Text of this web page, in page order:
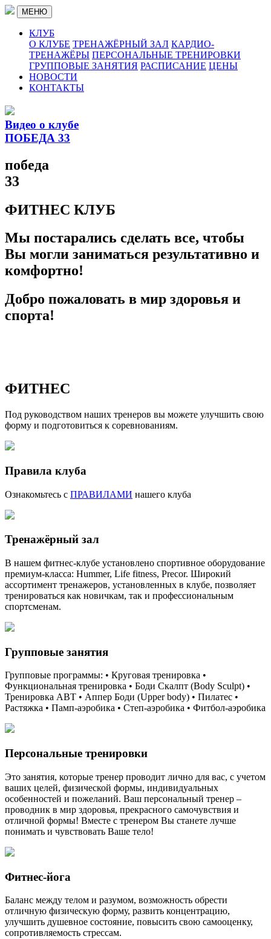
МЕНЮ
КЛУБ
О КЛУБЕ ТРЕНАЖЁРНЫЙ ЗАЛ КАРДИО-
ТРЕНАЖЁРЫ ПЕРСОНАЛЬНЫЕ ТРЕНИРОВКИ
ГРУППОВЫЕ ЗАНЯТИЯ РАСПИСАНИЕ ЦЕНЫ
НОВОСТИ
КОНТАКТЫ
Видео о клубе
ПОБЕДА 33
победа
33
ФИТНЕС КЛУБ
Мы постарались сделать все, чтобы
Вы могли заниматься результативно и
комфортно!
Добро пожаловать в мир здоровья и
спорта!
ФИТНЕС
Под руководством наших тренеров вы можете улучшить свою
форму и подготовиться к соревнованиям.
Правила клуба
Ознакомьтесь с ПРАВИЛАМИ нашего клуба
Тренажёрный зал
В нашем фитнес-клубе установлено спортивное оборудование
премиум-класса: Hummer, Life fitness, Precor. Широкий
ассортимент тренажеров, установленных в клубе, позволяет
тренироваться как новичкам, так и профессиональным
спортсменам.
Групповые занятия
Групповые программы: • Круговая тренировка •
Функциональная тренировка • Боди Скалпт (Body Sculpt) •
Тренировка АВТ • Аппер Боди (Upper body) • Пилатес •
Растяжка • Памп-аэробика • Степ-аэробика • Фитбол-аэробика
Персональные тренировки
Это занятия, которые тренер проводит лично для вас, с учетом
ваших целей, физической формы, индивидуальных
особенностей и пожеланий. Ваш персональный тренер –
проводник в мир здоровья, прекрасного самочувствия и
отличной формы! Вместе с тренером Вы станете лучше
понимать и чувствовать Ваше тело!
Фитнес-йога
Баланс между телом и разумом, возможность обрести
отличную физическую форму, развить концентрацию,
улучшить душевное состояние, повысить свою самооценку,
сопротивляемость стрессам.